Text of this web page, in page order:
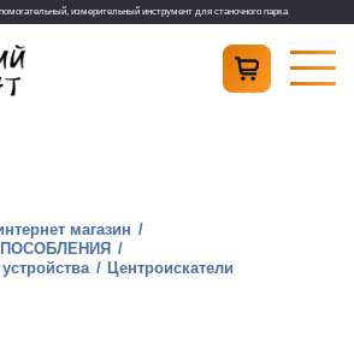
измерительный инструмент для станочного парка
магазин
Центроискатели